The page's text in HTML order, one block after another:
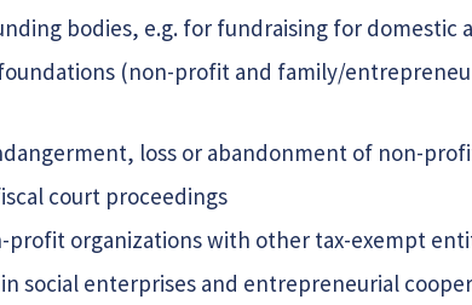
bodies, e.g. for fundraising for
(non-profit and family/
loss or abandonment of non-
court proceedings
profit organizations with other tax-exempt
social enterprises and entrepreneurial